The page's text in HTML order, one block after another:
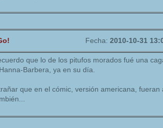
Fecha: 2010-10-31
que lo de los pitufos morados fué una
Barbera, ya en su día.
que en el cómic, versión americana, fueran